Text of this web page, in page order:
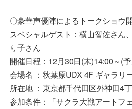
〇豪華声優陣によるトークショウ開
スペシャルゲスト：横山智佐さん
り子さん
開催日程：12月30日(木)14:00～(
会場名 ：秋葉原UDX 4F ギャラリ
所在地 ：東京都千代田区外神田4
参加条件：「サクラ大戦アートフ